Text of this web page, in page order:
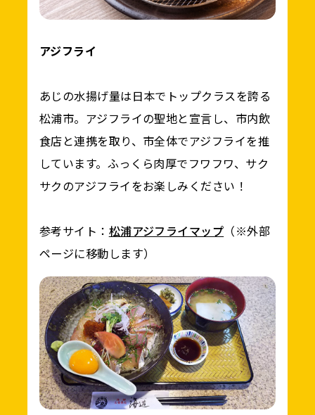
アジフライ
あじの水揚げ量は日本でトップクラスを誇る
松浦市。アジフライの聖地と宣言し、市内飲
食店と連携を取り、市全体でアジフライを推
しています。ふっくら肉厚でフワフワ、サク
サクのアジフライをお楽しみください！
参考サイト： 松浦アジフライマップ （※外部
ページに移動します）